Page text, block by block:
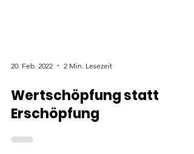
2 Min. Lesezeit
Wertschöpfung statt
Erschöpfung